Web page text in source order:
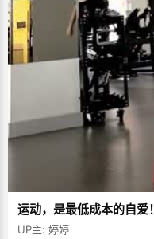
运动，是最低成本的自爱！
UP主: 婷婷